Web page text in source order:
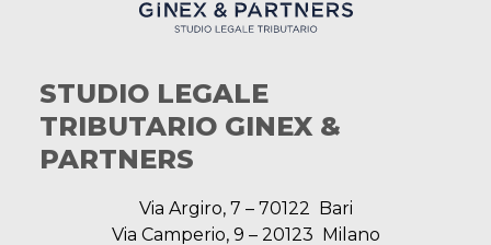
STUDIO LEGALE
TRIBUTARIO GINEX &
PARTNERS
Via Argiro, 7 – 70122 Bari
Via Camperio, 9 – 20123 Milano